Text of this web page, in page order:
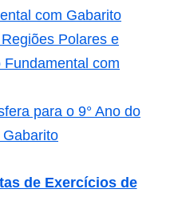
com Gabarito
Polares e
Fundamental com
para o 9° Ano do
de Exercícios de